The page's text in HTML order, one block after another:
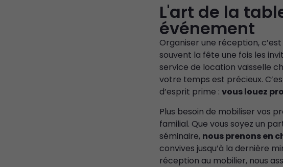
L'art de la
événement
Organiser une réception,
souvent la fête une fois les
service de location vaisselle
votre temps est précieux.
d’esprit prime : vous louez
Plus besoin de mobiliser vos
familial. Que vous soyez un
séminaire, nous prenons en
convives jusqu’à la dernière
réception au mobilier, nous